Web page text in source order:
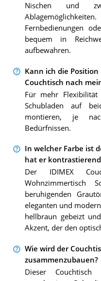
Nischen und
Fernbedienungen
bequem in
aufbewahren.
Kann ich die
Couchtisch nach
Für mehr
Schubladen auf
montieren, je
Bedürfnissen.
In welcher Farbe ist
hat er
Der IDIMEX
Wohnzimmertisch
beruhigenden
eleganten und
hellbraun gebeizt
Akzent, der den
Wie wird der
zusammenzubauen?
Dieser